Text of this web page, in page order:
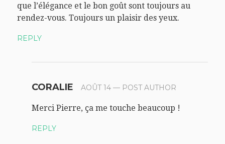
que l’élégance et le bon goût sont toujours au
rendez-vous. Toujours un plaisir des yeux.
REPLY
CORALIE AOÛT 14— POST AUTHOR
Merci Pierre, ça me touche beaucoup !
REPLY